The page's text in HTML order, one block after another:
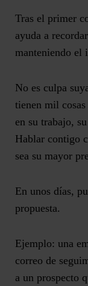
Tras el primer
ayuda a
manteniendo el
No es culpa
tienen mil cosas
en su trabajo,
Hablar contigo
sea su mayor
En unos días,
propuesta.
Ejemplo: una
correo de
a un prospecto